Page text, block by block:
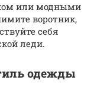
или модными
воротник,
себя
леди.
одежды